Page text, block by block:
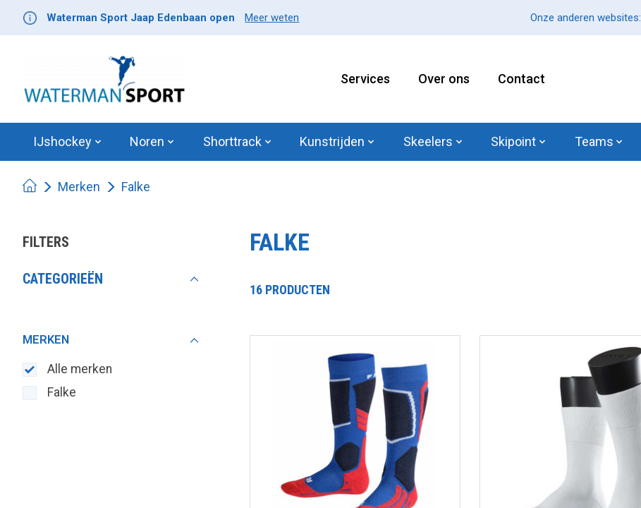
Waterman Sport Jaap Edenbaan open Meer weten Onze anderen websites:
Services Over ons Contact
IJshockey Noren Shorttrack Kunstrijden Skeelers Skipoint Teams
Merken Falke
FILTERS
CATEGORIEËN
MERKEN
Alle merken
Falke
FALKE
16 PRODUCTEN